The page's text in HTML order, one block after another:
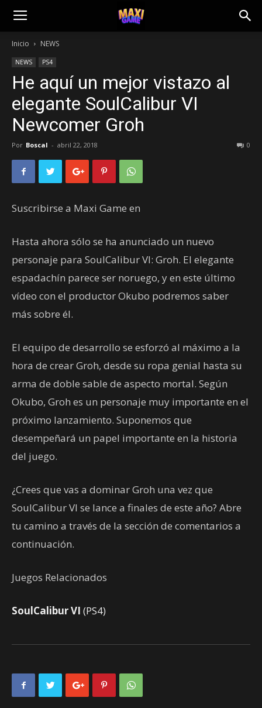
Inicio NEWS
NEWS PS4
He aquí un mejor vistazo al
elegante SoulCalibur VI
Newcomer Groh
Por Boscal - abril 22, 2018 0
Suscribirse a Maxi Game en
Hasta ahora sólo se ha anunciado un nuevo
personaje para SoulCalibur VI: Groh. El elegante
espadachín parece ser noruego, y en este último
vídeo con el productor Okubo podremos saber
más sobre él.
El equipo de desarrollo se esforzó al máximo a la
hora de crear Groh, desde su ropa genial hasta su
arma de doble sable de aspecto mortal. Según
Okubo, Groh es un personaje muy importante en el
próximo lanzamiento. Suponemos que
desempeñará un papel importante en la historia
del juego.
¿Crees que vas a dominar Groh una vez que
SoulCalibur VI se lance a finales de este año? Abre
tu camino a través de la sección de comentarios a
continuación.
Juegos Relacionados
SoulCalibur VI (PS4)